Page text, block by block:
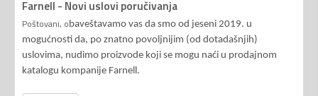
Farnell - Novi uslovi poručivanja
Poštovani, obaveštavamo vas da smo od jeseni 2019. u
mogućnosti da, po znatno povoljnijim (od dotadašnjih)
uslovima, nudimo proizvode koji se mogu naći u prodajnom
katalogu kompanije Farnell.